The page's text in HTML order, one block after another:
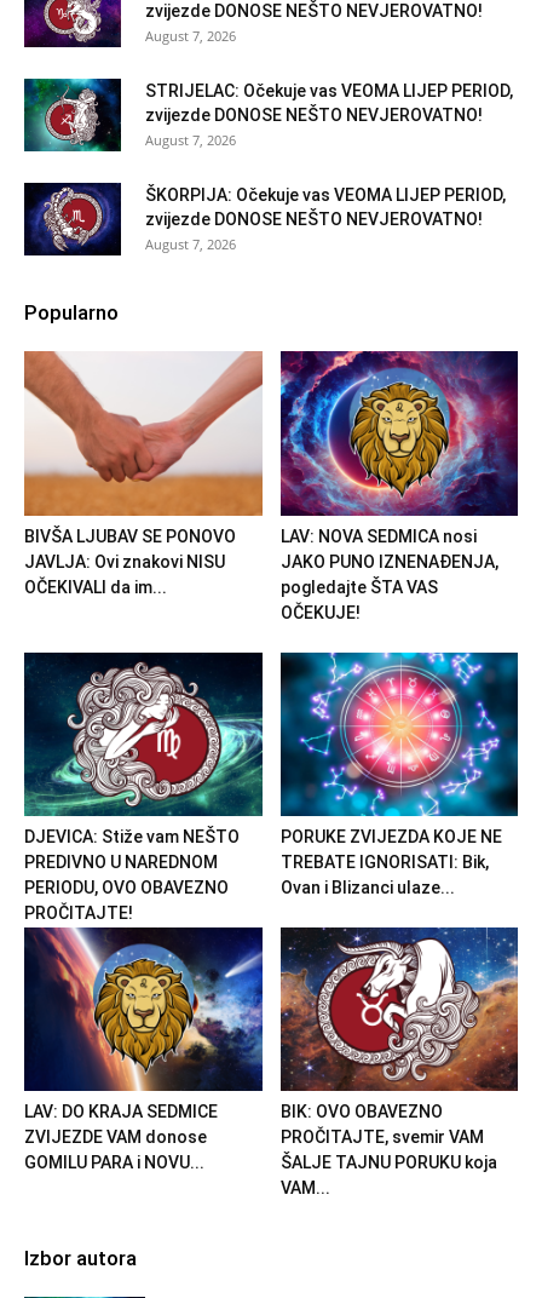
zvijezde DONOSE NEŠTO NEVJEROVATNO!
August 7, 2026
STRIJELAC: Očekuje vas VEOMA LIJEP PERIOD,
zvijezde DONOSE NEŠTO NEVJEROVATNO!
August 7, 2026
ŠKORPIJA: Očekuje vas VEOMA LIJEP PERIOD,
zvijezde DONOSE NEŠTO NEVJEROVATNO!
August 7, 2026
Popularno
BIVŠA LJUBAV SE PONOVO
JAVLJA: Ovi znakovi NISU
OČEKIVALI da im...
LAV: NOVA SEDMICA nosi
JAKO PUNO IZNENAĐENJA,
pogledajte ŠTA VAS
OČEKUJE!
DJEVICA: Stiže vam NEŠTO
PREDIVNO U NAREDNOM
PERIODU, OVO OBAVEZNO
PROČITAJTE!
PORUKE ZVIJEZDA KOJE NE
TREBATE IGNORISATI: Bik,
Ovan i Blizanci ulaze...
LAV: DO KRAJA SEDMICE
ZVIJEZDE VAM donose
GOMILU PARA i NOVU...
BIK: OVO OBAVEZNO
PROČITAJTE, svemir VAM
ŠALJE TAJNU PORUKU koja
VAM...
Izbor autora